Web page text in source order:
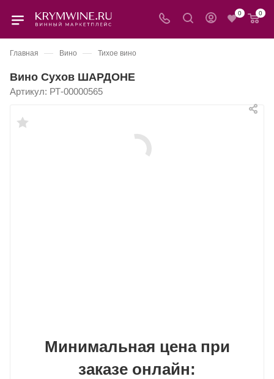
0 0
Главная — Вино — Тихое вино
Вино Сухов ШАРДОНЕ
Артикул: РТ-00000565
Минимальная цена при
заказе онлайн: